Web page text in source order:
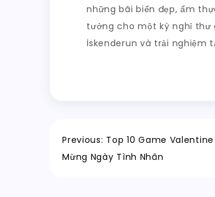
những bãi biển đẹp, ẩm
tưởng cho một kỳ nghỉ thư
İskenderun và trải nghiệm
Điều
Previous: Top 10 Game
Mừng Ngày Tình Nhân